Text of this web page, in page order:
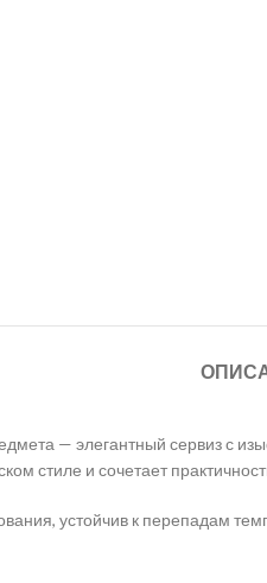
— элегантный сервиз с
стиле и сочетает
устойчив к перепадам